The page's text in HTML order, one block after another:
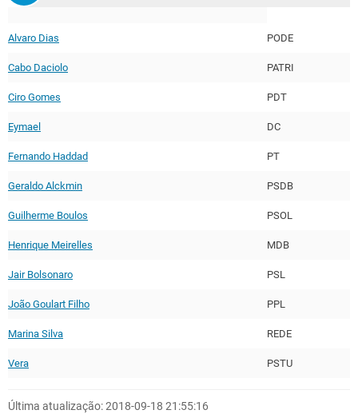
Alvaro Dias PODE
Cabo Daciolo PATRI
Ciro Gomes PDT
Eymael DC
Fernando Haddad PT
Geraldo Alckmin PSDB
Guilherme Boulos PSOL
Henrique Meirelles MDB
Jair Bolsonaro PSL
João Goulart Filho PPL
Marina Silva REDE
Vera PSTU
Última atualização: 2018-09-18 21:55:16